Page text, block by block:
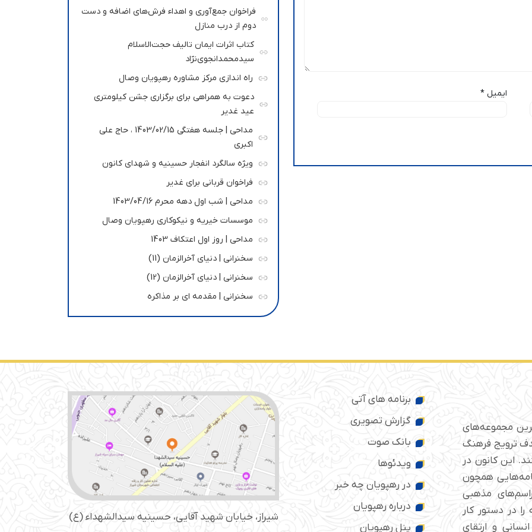
ایمیل *
فراخوان جمع‌آوری و اهداء فرش‌های اضافه و دست
دوم از درب منازل
کتاب اثرات ایمان تالیف حجت‌الاسلام
سیدمحمدانجوی‌نژاد
راه اندازی مرکز مشاوره رهپویان وصال
دعوت به همراهی برای برگزاری جشن کیلومتری
عید غدیر
مداحی | جلسه هفتگی 1403/02/15 ، حاج علی
اکبری
ویژه سالگرد انفجار حسینیه و شهدای کانون
فراخوان قربانی برای غدیر
مداحی | شب اول دهه محرم 1403/04/16
موسسات خیریه و نیکوکاری رهپویان وصال
مداحی | روز اول اعتکاف 1403
سخنرانی | دنیای آخرالزمان (11)
سخنرانی | دنیای آخرالزمان (12)
سخنرانی | مقدمه ای بر مذاکره
مجموعه‌های
ایران است که از سال ۱۳۷۶ با هدف ترویج فرهنگ
این کانون در
همچون
مذهبی
در دستور کار
و ارتقای
برنامه های آتی
گزارش تصویری
بانک صوت
ویدئوها
در رهپویان چه خبر
درباره رهپویان
پنل رهپویان
شیراز، خیابان شهید آقایی، حسینیه سید‌الشهداء (ع)